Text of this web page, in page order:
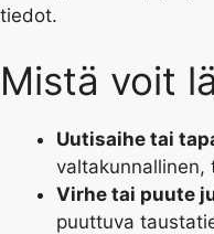
tiedot.
Mistä voit
Uutisaihe tai
valtakunnallinen,
Virhe tai puute
puuttuva